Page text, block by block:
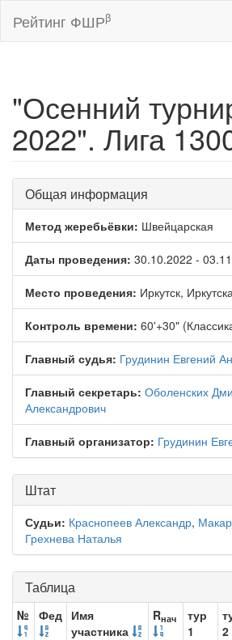
Рейтинг ФШРβ
"Осенний
2022". Лига
Общая информация
Метод жеребьёвки: Швейцарская
Даты проведения: 30.10.2022 -
Место проведения: Иркутск,
Контроль времени: 60'+30"
Главный судья: Грудинин Евгений
Главный секретарь: Оболенских
Александрович
Главный организатор: Грудинин
Штат
Судьи: Краснопеев Александр,
Грехнева Наталья
Таблица
№ Фед Имя
участника
Rнач
тур
1
2